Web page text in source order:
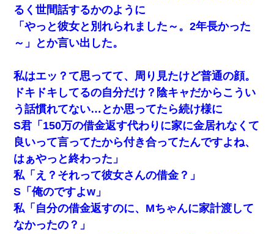
るく世間話するかのように
「やっと彼女と別れられました～。2年長かった
～」とか言い出した。
私はエッ？て思ってて、周り見たけど普通の顔。
ドキドキしてるの自分だけ？陰キャだからこうい
う話慣れてない…とか思ってたら続け様に
S君「150万の借金返す代わりに家に金居れなくて
良いって言ってたから付き合ってたんですよね、
はぁやっと終わった」
私「え？それって彼女さんの借金？」
S「俺のですよw」
私「自分の借金返すのに、Mちゃんに家計渡して
なかったの？」